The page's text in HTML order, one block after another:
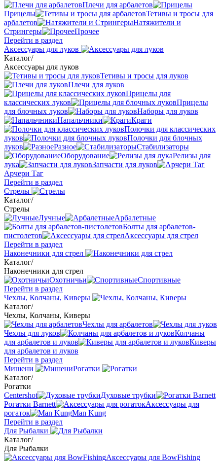
Плечи для арбалетов
Прицелы
Тетивы и тросы для
арбалетов
Натяжители и
Стрингеры
Прочее
Перейти в раздел
Аксессуары для луков
Каталог/
Аксессуары для луков
Тетивы и тросы для луков
Плечи для луков
Прицелы для
классических луков
Прицелы
для блочных луков
Наборы для луков
Напальчники
Краги
Полочки для классических
луков
Полочки для блочных
луков
Разное
Стабилизаторы
Оборудование
Релизы для
лука
Запчасти для луков
Арчери Таг
Перейти в раздел
Стрелы
Каталог/
Стрелы
Лучные
Арбалетные
Болты для арбалетов-
пистолетов
Аксессуары для стрел
Перейти в раздел
Наконечники для стрел
Каталог/
Наконечники для стрел
Охотничьи
Спортивные
Перейти в раздел
Чехлы, Колчаны, Киверы
Каталог/
Чехлы, Колчаны, Киверы
Чехлы для арбалетов
Чехлы для луков
Колчаны
для арбалетов и луков
Киверы
для арбалетов и луков
Перейти в раздел
Мишени
Рогатки
Каталог/
Рогатки
Centershot
Духовые трубки
Рогатки Barnett
Аксессуары для
рогаток
Man Kung
Перейти в раздел
Для Рыбалки
Каталог/
Для Рыбалки
Аксессуары для BowFishing